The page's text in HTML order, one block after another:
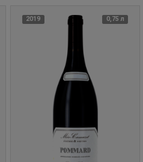
2019 0,75 л